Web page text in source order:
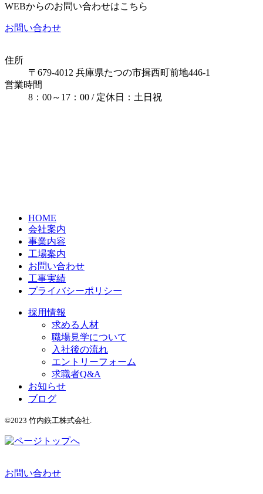
WEBからのお問い合わせはこちら
お問い合わせ
住所
〒679-4012 兵庫県たつの市揖西町前地446-1
営業時間
8：00～17：00 / 定休日：土日祝
HOME
会社案内
事業内容
工場案内
お問い合わせ
工事実績
プライバシーポリシー
採用情報
求める人材
職場見学について
入社後の流れ
エントリーフォーム
求職者Q&A
お知らせ
ブログ
©2023 竹内鉃工株式会社.
お問い合わせ